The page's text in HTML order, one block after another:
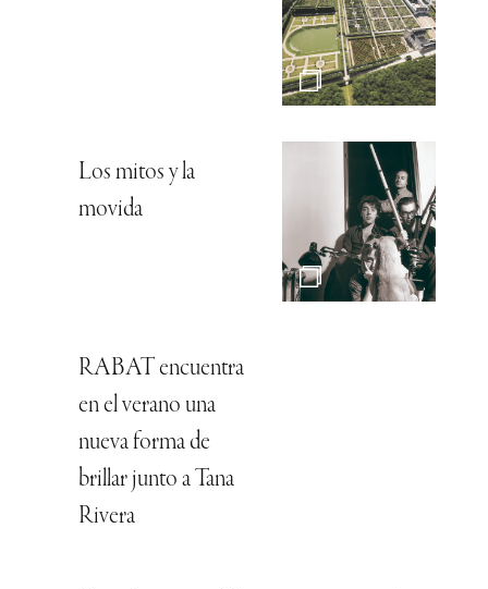
Los mitos y la
movida
RABAT encuentra
en el verano una
nueva forma de
brillar junto a Tana
Rivera